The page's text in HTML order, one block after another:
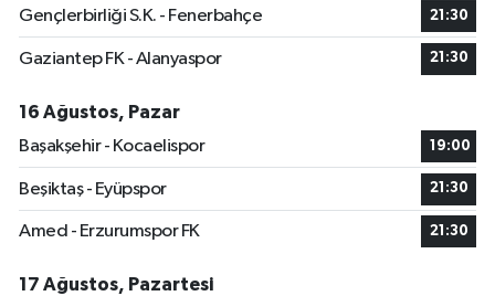
Gençlerbirliği S.K. - Fenerbahçe 21:30
Gaziantep FK - Alanyaspor 21:30
16 Ağustos, Pazar
Başakşehir - Kocaelispor
19:00
Beşiktaş - Eyüpspor 21:30
Amed - Erzurumspor FK 21:30
17 Ağustos, Pazartesi